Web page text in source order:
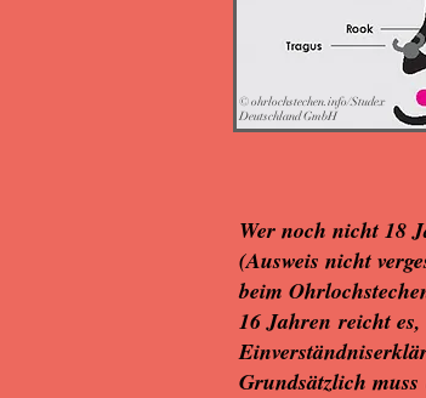
© ohrlochstechen.info/Studex
Deutschland GmbH
Wer noch nicht 18
(Ausweis nicht
beim
16 Jahren reicht
Grundsätzlich muss